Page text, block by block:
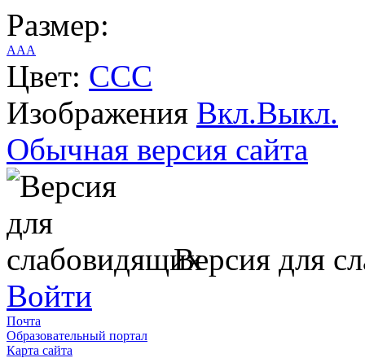
Размер:
AAA
Цвет: CCC
Изображения Вкл.Выкл.
Обычная версия сайта
Версия для
Войти
Почта
Образовательный портал
Карта сайта